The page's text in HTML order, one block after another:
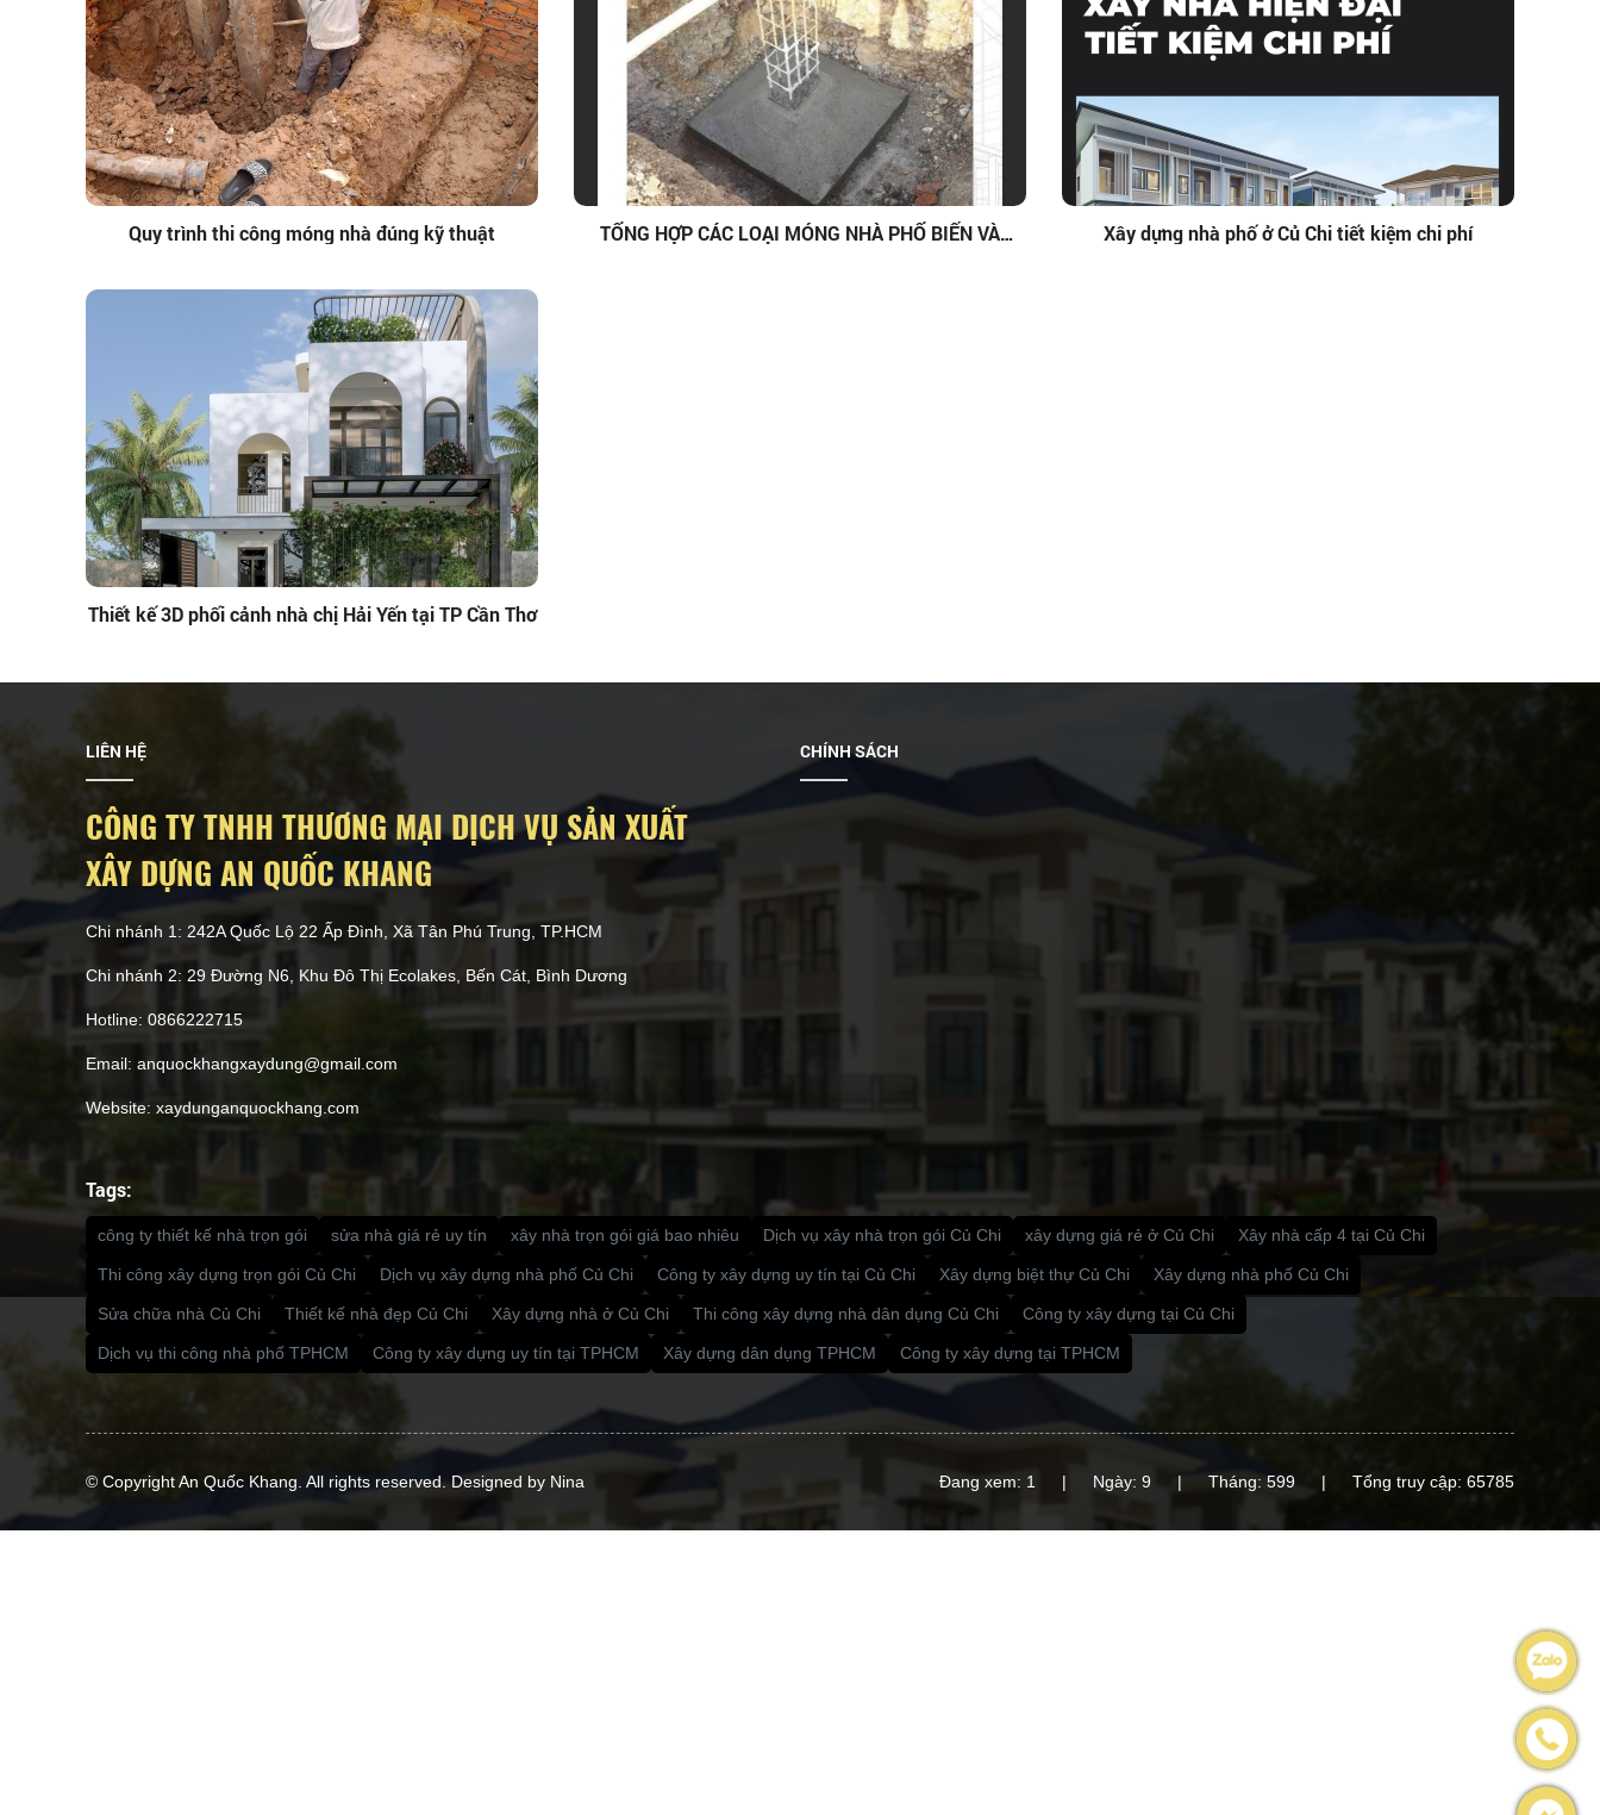
Quy trình thi công móng nhà đúng kỹ thuật
​​​​​​​TỔNG HỢP CÁC LOẠI MÓNG NHÀ PHỔ BIẾN VÀ
Xây dựng nhà phố ở Củ Chi tiết kiệm chi phí
Thiết kế 3D phối cảnh nhà chị Hải Yến tại TP Cần Thơ
LIÊN HỆ
CÔNG TY TNHH THƯƠNG MẠI DỊCH VỤ SẢN XUẤT
XÂY DỰNG AN QUỐC KHANG
Chi nhánh 1: 242A Quốc Lộ 22 Ấp Đình, Xã Tân Phú Trung, TP.HCM
Chi nhánh 2: 29 Đường N6, Khu Đô Thị Ecolakes, Bến Cát, Bình Dương
Hotline: 0866222715
Email: anquockhangxaydung@gmail.com
Website: xaydunganquockhang.com
CHÍNH SÁCH
Tags:
công ty thiết kế nhà trọn gói sửa nhà giá rẻ uy tín xây nhà trọn gói giá bao nhiêu Dịch vụ xây nhà trọn gói Củ Chi xây dựng giá rẻ ở Củ Chi Xây nhà cấp 4 tại Củ Chi
Thi công xây dựng trọn gói Củ Chi Dịch vụ xây dựng nhà phố Củ Chi Công ty xây dựng uy tín tại Củ Chi Xây dựng biệt thự Củ Chi Xây dựng nhà phố Củ Chi
Sửa chữa nhà Củ Chi Thiết kế nhà đẹp Củ Chi Xây dựng nhà ở Củ Chi Thi công xây dựng nhà dân dụng Củ Chi Công ty xây dựng tại Củ Chi
Dịch vụ thi công nhà phố TPHCM Công ty xây dựng uy tín tại TPHCM Xây dựng dân dụng TPHCM Công ty xây dựng tại TPHCM
© Copyright An Quốc Khang. All rights reserved. Designed by Nina Đang xem: 1 | Ngày: 9 | Tháng: 599 | Tổng truy cập: 65785